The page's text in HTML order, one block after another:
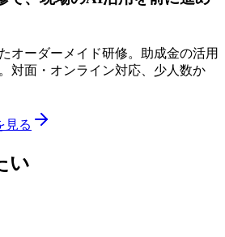
オーダーメイド研修。助成金の活用
対面・オンライン対応、少人数か
見る
い